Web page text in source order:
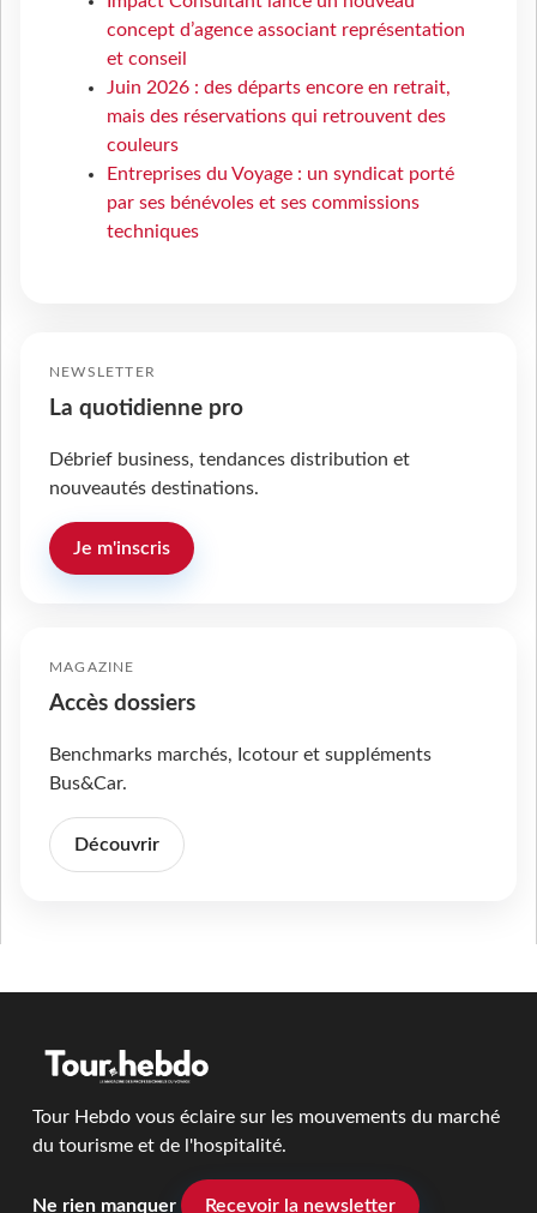
concept d’agence associant représentation
et conseil
Juin 2026 : des départs encore en retrait,
mais des réservations qui retrouvent des
couleurs
Entreprises du Voyage : un syndicat porté
par ses bénévoles et ses commissions
techniques
NEWSLETTER
La quotidienne pro
Débrief business, tendances distribution et
nouveautés destinations.
Je m'inscris
MAGAZINE
Accès dossiers
Benchmarks marchés, Icotour et suppléments
Bus&Car.
Découvrir
Tour Hebdo vous éclaire sur les mouvements du marché
du tourisme et de l'hospitalité.
Ne rien manquer Recevoir la newsletter